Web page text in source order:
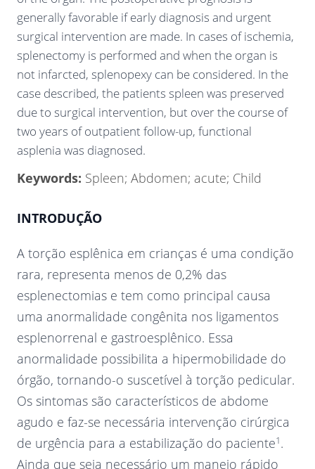
generally favorable if early diagnosis and urgent
surgical intervention are made. In cases of ischemia,
splenectomy is performed and when the organ is
not infarcted, splenopexy can be considered. In the
case described, the patients spleen was preserved
due to surgical intervention, but over the course of
two years of outpatient follow-up, functional
asplenia was diagnosed.
Keywords: Spleen; Abdomen; acute; Child
INTRODUÇÃO
A torção esplênica em crianças é uma condição
rara, representa menos de 0,2% das
esplenectomias e tem como principal causa
uma anormalidade congênita nos ligamentos
esplenorrenal e gastroesplênico. Essa
anormalidade possibilita a hipermobilidade do
órgão, tornando-o suscetível à torção pedicular.
Os sintomas são característicos de abdome
agudo e faz-se necessária intervenção cirúrgica
de urgência para a estabilização do paciente1.
Ainda que seja necessário um manejo rápido